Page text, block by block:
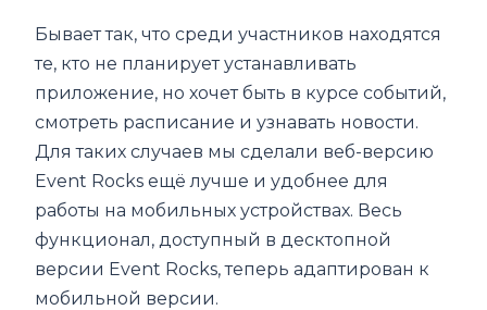
Бывает так, что среди участников находятся
те, кто не планирует устанавливать
приложение, но хочет быть в курсе событий,
смотреть расписание и узнавать новости.
Для таких случаев мы сделали веб-версию
Event Rocks ещё лучше и удобнее для
работы на мобильных устройствах. Весь
функционал, доступный в десктопной
версии Event Rocks, теперь адаптирован к
мобильной версии.